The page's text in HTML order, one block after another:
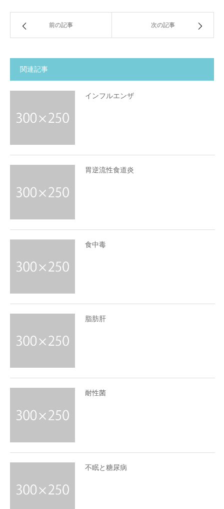
前の記事 次の記事
関連記事
インフルエンザ
胃逆流性食道炎
食中毒
脂肪肝
耐性菌
不眠と糖尿病